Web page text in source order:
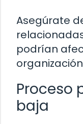
Asegúrate
podrían
Proceso
baja